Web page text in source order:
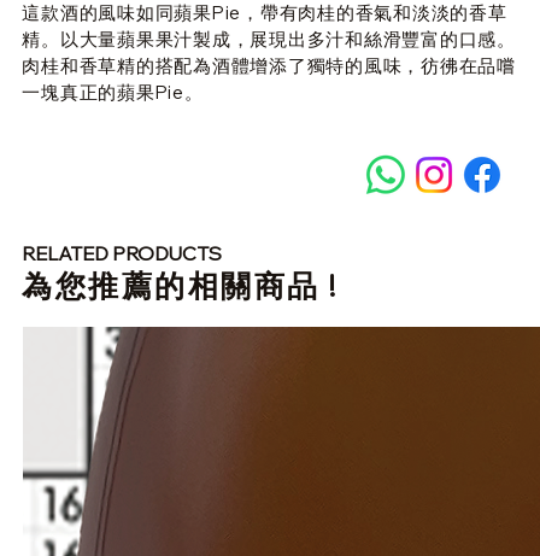
這款酒的風味如同蘋果Pie，帶有肉桂的香氣和淡淡的香草
精。以大量蘋果果汁製成，展現出多汁和絲滑豐富的口感。
肉桂和香草精的搭配為酒體增添了獨特的風味，彷彿在品嚐
一塊真正的蘋果Pie。
RELATED PRODUCTS
​為您推薦的相關商品 !